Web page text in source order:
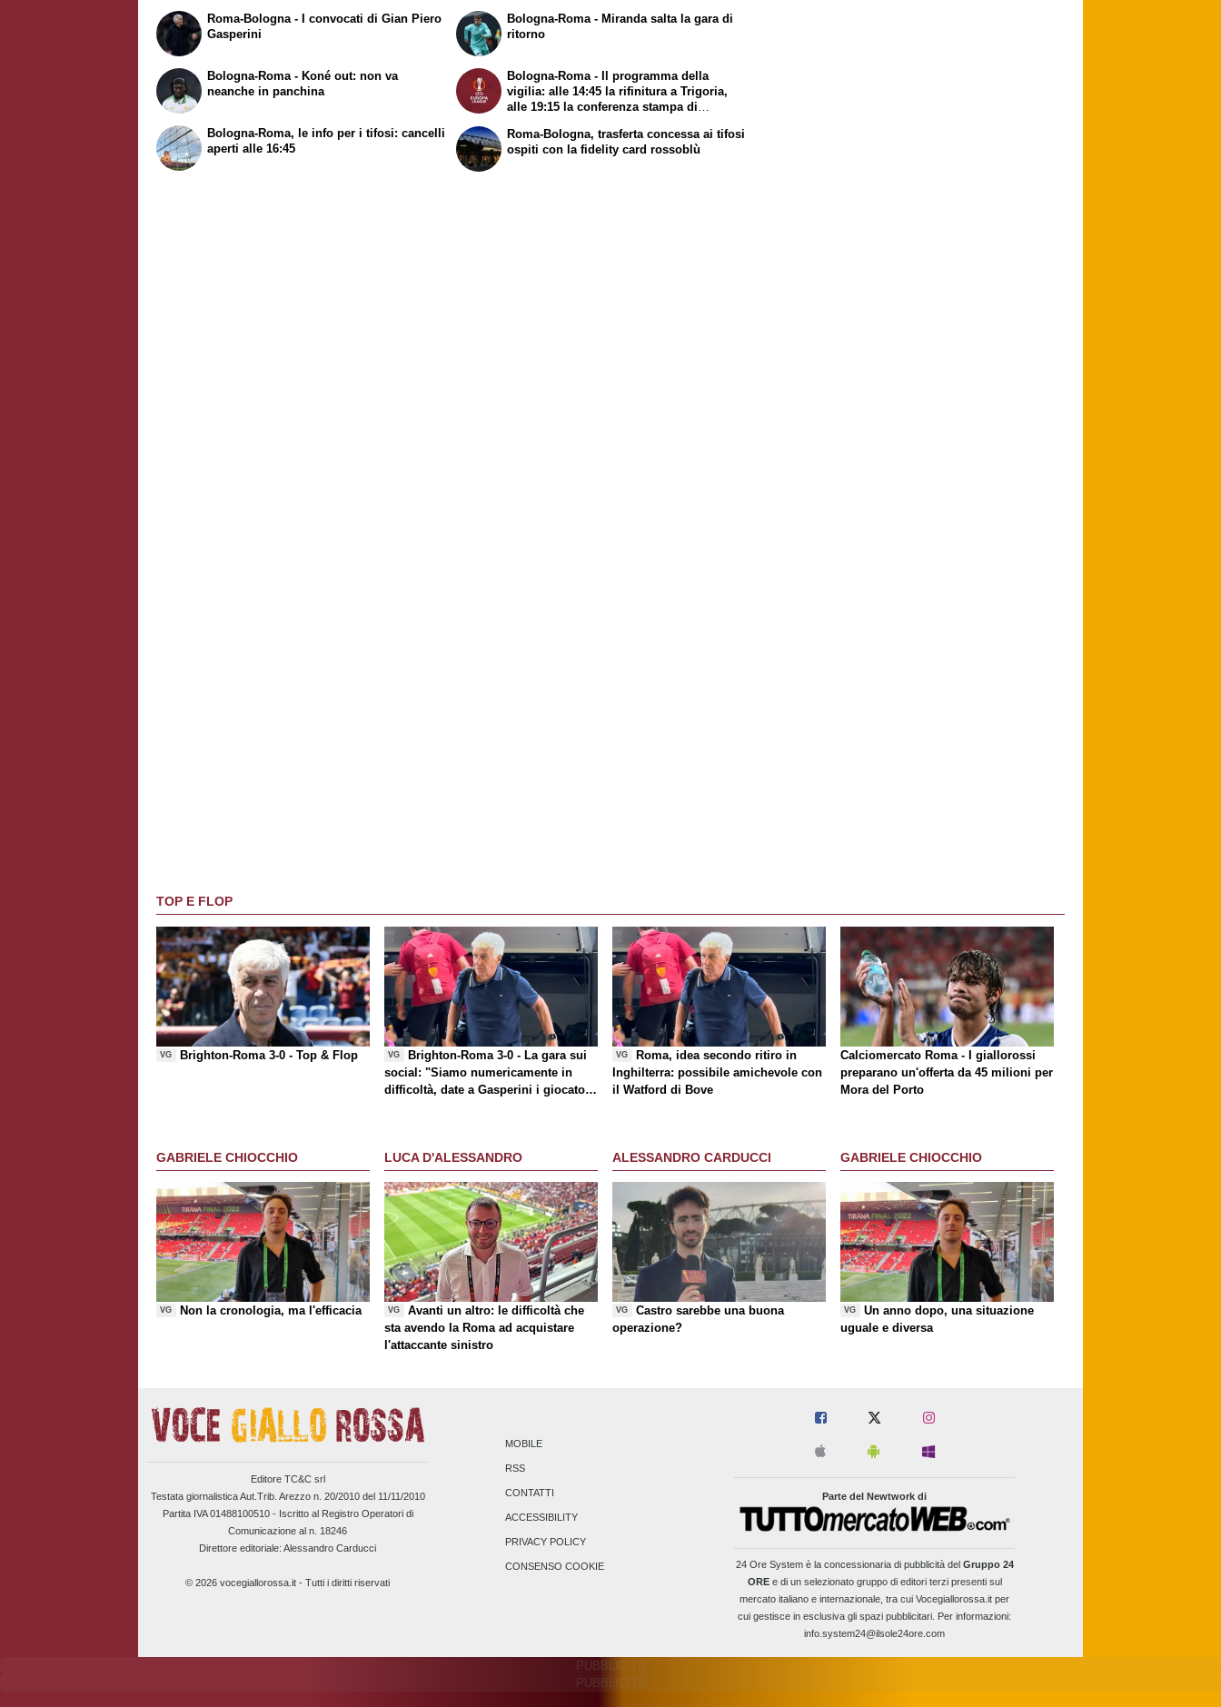
Roma-Bologna - I convocati di Gian Piero
Gasperini
Bologna-Roma - Miranda salta la gara di
ritorno
Bologna-Roma - Koné out: non va
neanche in panchina
Bologna-Roma, le info per i tifosi: cancelli
aperti alle 16:45
Bologna-Roma - Il programma della
vigilia: alle 14:45 la rifinitura a Trigoria,
alle 19:15 la conferenza stampa di
Renato Dall'Ara
Roma-Bologna, trasferta concessa ai tifosi
ospiti con la fidelity card rossoblù
TOP E FLOP
VG Brighton-Roma 3-0 -Top & Flop VG
Brighton-Roma 3-0 - La gara sui
social: "Siamo numericamente in
difficoltà, date a Gasperini i giocatori
VG
Roma, idea secondo ritiro in
Inghilterra: possibile amichevole con
il Watford di Bove
Calciomercato Roma - I giallorossi
preparano un'offerta da 45 milioni per
Mora del Porto
GABRIELE CHIOCCHIO
VG Non la cronologia, ma l'efficacia
LUCA D'ALESSANDRO
VG
Avanti un altro: le difficoltà che
sta avendo la Roma ad acquistare
l'attaccante sinistro
ALESSANDRO CARDUCCI
VG
Castro sarebbe una buona
operazione?
GABRIELE CHIOCCHIO
VG
Un anno dopo, una situazione
uguale e diversa
Editore TC&C srl
Testata giornalistica Aut.Trib. Arezzo n. 20/2010 del 11/11/2010
Partita IVA 01488100510 - Iscritto al Registro Operatori di
Comunicazione al n. 18246
Direttore editoriale: Alessandro Carducci
© 2026 vocegiallorossa.it - Tutti i diritti riservati
MOBILE
RSS
CONTATTI
ACCESSIBILITY
PRIVACY POLICY
CONSENSO COOKIE
Parte del Newtwork di
24 Ore Systemè la concessionaria di pubblicità del Gruppo 24
OREe di un selezionato gruppo di editori terzi presenti sul
mercato italiano e internazionale, tra cui Vocegiallorossa.it per
cui gestisce in esclusiva gli spazi pubblicitari. Per informazioni:
info.system24@ilsole24ore.com